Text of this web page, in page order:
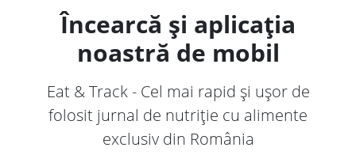
Încearcă și aplicația
noastră de mobil
Eat & Track - Cel mai rapid și ușor de
folosit jurnal de nutriție cu alimente
exclusiv din România